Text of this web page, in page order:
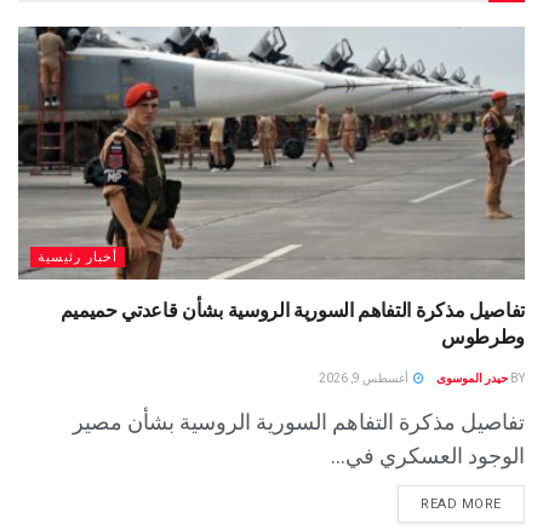
أخبار رئيسية
تفاصيل مذكرة التفاهم السورية الروسية بشأن قاعدتي حميميم
وطرطوس
BY حيدر الموسوى أغسطس 9, 2026
تفاصيل مذكرة التفاهم السورية الروسية بشأن مصير
الوجود العسكري في...
READ MORE